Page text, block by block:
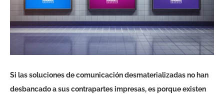
Si las soluciones de comunicacióndesmaterializadasno han
desbancadoa sus contrapartesimpresas, es porque existen